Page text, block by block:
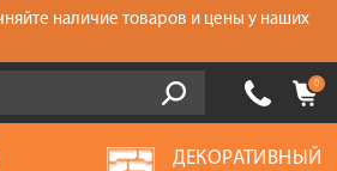
наличие товаров и цены у наших
0
ДЕКОРАТИВНЫЙ